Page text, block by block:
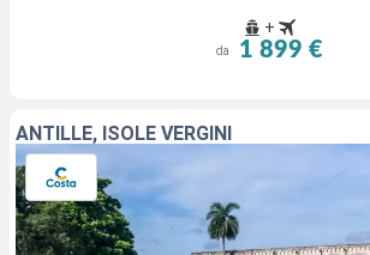
+
da 1 899 €
ANTILLE, ISOLE VERGINI